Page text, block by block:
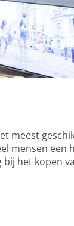
meest
mensen een
het kopen